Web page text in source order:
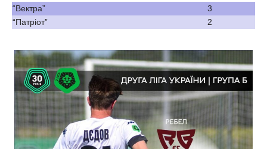
“Вектра”
3
“Патріот”
2